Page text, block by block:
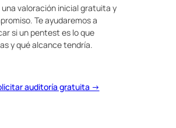
valoración inicial gratuita y
Te ayudaremos a
si un pentest es lo que
y qué alcance tendría.
auditoría gratuita →